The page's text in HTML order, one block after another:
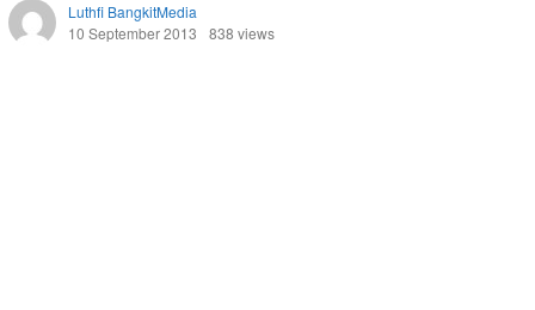
Luthfi BangkitMedia
10 September 2013
838 views